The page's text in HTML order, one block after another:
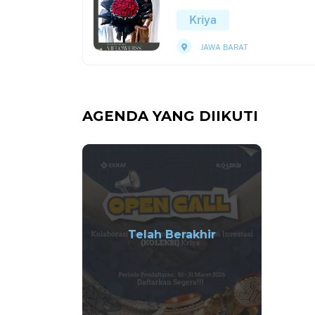
Kriya
JAWA BARAT
AGENDA YANG DIIKUTI
Telah Berakhir